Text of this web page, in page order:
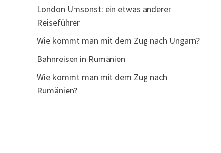
London Umsonst: ein etwas anderer
Reiseführer
Wie kommt man mit dem Zug nach Ungarn?
Bahnreisen in Rumänien
Wie kommt man mit dem Zug nach
Rumänien?